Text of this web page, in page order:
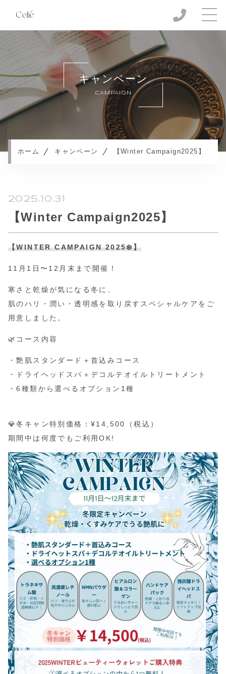
ホーム
当サロンについて
キャンペーン
メニュー
施設案内
サービスの流れ
ご予約
キャンペーン
CAMPAIGN
ホーム キャンペーン 【Winter Campaign2025】
2025.10.31
【Winter Campaign2025】
【WINTER CAMPAIGN 2025❄️】
11月1日〜12月末まで開催！
寒さと乾燥が気になる冬に、
肌のハリ・潤い・透明感を取り戻すスペシャルケアをご
用意しました。
🌿コース内容
・艶肌スタンダード＋首込みコース
・ドライヘッドスパ＋デコルテオイルトリートメント
・6種類から選べるオプション1種
💎冬キャン特別価格：¥14,500（税込）
期間中は何度でもご利用OK!